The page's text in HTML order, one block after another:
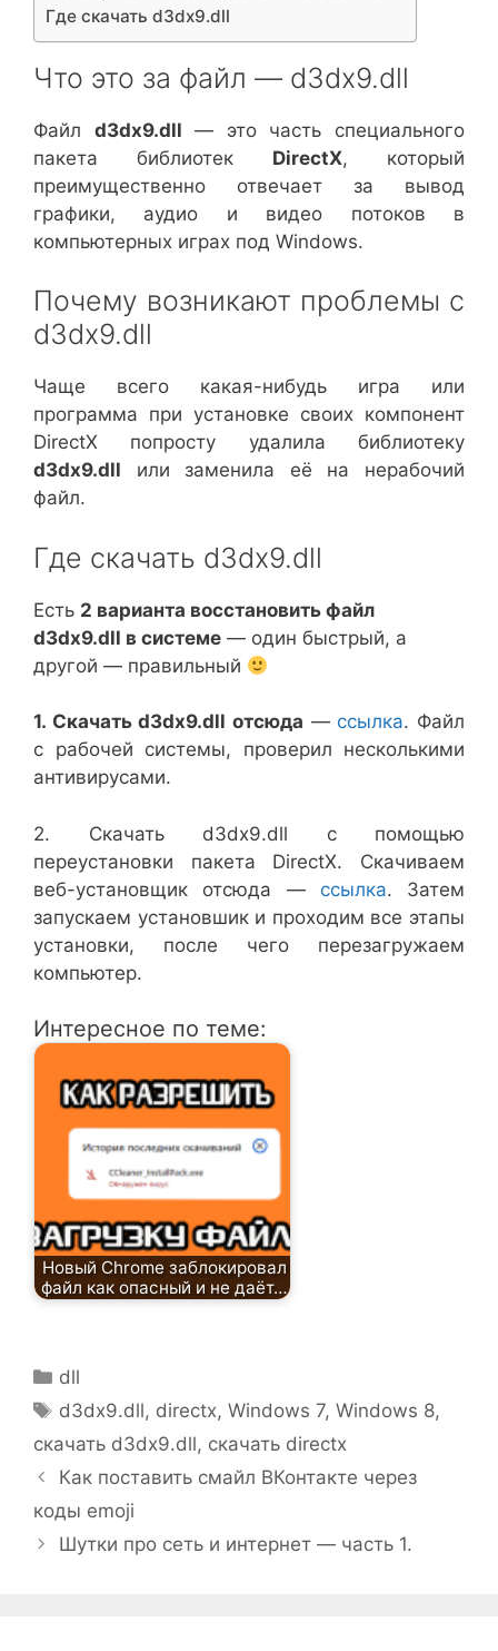
Где скачать d3dx9.dll
Что это за файл — d3dx9.dll
Файл d3dx9.dll — это часть специального
пакета библиотек DirectX, который
преимущественно отвечает за вывод
графики, аудио и видео потоков в
компьютерных играх под Windows.
Почему возникают проблемы с
d3dx9.dll
Чаще всего какая-нибудь игра или
программа при установке своих компонент
DirectX попросту удалила библиотеку
d3dx9.dll или заменила её на нерабочий
файл.
Где скачать d3dx9.dll
Есть 2 варианта восстановить файл
d3dx9.dll в системе — один быстрый, а
другой — правильный
1. Скачать d3dx9.dll отсюда — ссылка. Файл
с рабочей системы, проверил несколькими
антивирусами.
2. Скачать d3dx9.dll с помощью
переустановки пакета DirectX. Скачиваем
веб-установщик отсюда — ссылка. Затем
запускаем установшик и проходим все этапы
установки, после чего перезагружаем
компьютер.
Интересное по теме:
Новый Chrome заблокировал
файл как опасный и не даёт…
Рубрики
dll
Метки
d3dx9.dll, directx,Windows 7,Windows 8,
скачать d3dx9.dll, скачать directx
Как поставить смайл ВКонтакте через
коды emoji
Шутки про сеть и интернет — часть 1.